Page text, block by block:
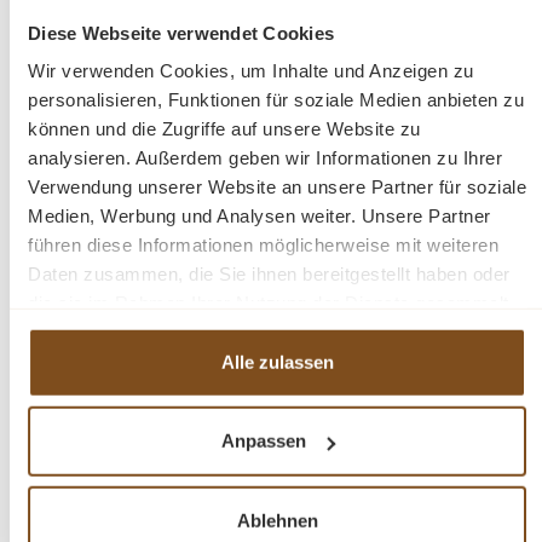
Diese Webseite verwendet Cookies
Wir verwenden Cookies, um Inhalte und Anzeigen zu
personalisieren, Funktionen für soziale Medien anbieten zu
können und die Zugriffe auf unsere Website zu
analysieren. Außerdem geben wir Informationen zu Ihrer
Verwendung unserer Website an unsere Partner für soziale
Medien, Werbung und Analysen weiter. Unsere Partner
führen diese Informationen möglicherweise mit weiteren
Daten zusammen, die Sie ihnen bereitgestellt haben oder
haben.
Alle zulassen
Anpassen
Ablehnen
1 Stück
Naturholz
Geölt
Eukalyptus Holz
Belastbarkeit: 280kg
Gewicht: 20,6kg
Stuhlsitz H: 41cm
Stuhlsitz B: 150cm
Stuhlsitz T: 48cm
Menü schließen
Produktinformationen "Gartenbank 3-Sitz
Eukalyptus FSC, geölte Bank, Outdoormöbel"